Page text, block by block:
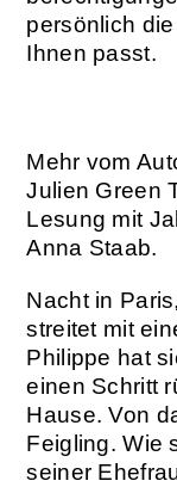
persönlich
Ihnen passt.
Mehr vom
Julien Green
Lesung mit
Anna Staab.
Nacht in
streitet mit
Philippe hat
einen Schritt
Hause. Von
Feigling. Wie
seiner